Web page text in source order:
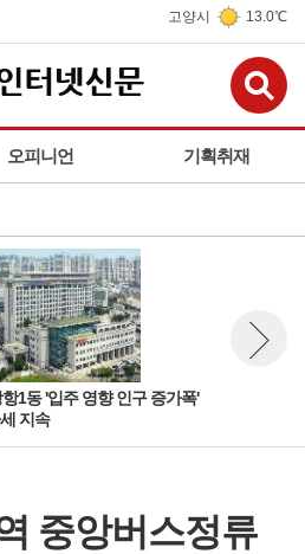
고양시 13.0℃
오피니언 기획취재
1동 '입주 영향 인구 증가폭'
지속
중앙버스정류